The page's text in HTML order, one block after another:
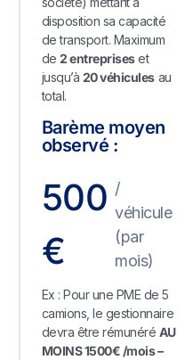
disposition sa capacité
de transport. Maximum
de2 entrepriseset
jusqu’à 20 véhicules au
total.
Barème moyen
observé :
500
€
/
véhicule
(par
mois)
Ex : Pour une PME de 5
camions, le gestionnaire
devra être rémunéré AU
MOINS 1500€ /mois –